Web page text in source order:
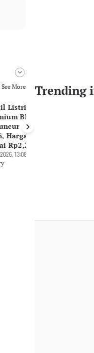
See More
Listrik
BMW iX3
di GIIAS
Harga Jual
Rp2,2 M
13:08 WIB
Volvo
Listrik
EX90
30 Jul
Trending